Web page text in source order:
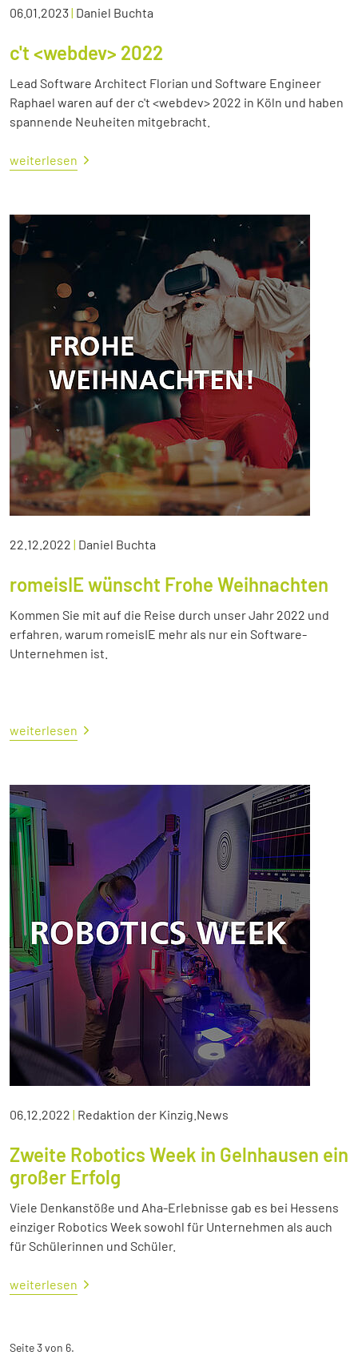
06.01.2023| Daniel Buchta
c't <webdev> 2022
Lead Software Architect Florian und Software Engineer
Raphael waren auf der c't <webdev> 2022 in Köln und haben
spannende Neuheiten mitgebracht.
weiterlesen
22.12.2022 | Daniel Buchta
romeisIE wünscht Frohe Weihnachten
Kommen Sie mit auf die Reise durch unser Jahr 2022 und
erfahren, warum romeisIE mehr als nur ein Software-
Unternehmen ist.
weiterlesen
06.12.2022 | Redaktion der Kinzig.News
Zweite Robotics Week in Gelnhausen ein
großer Erfolg
Viele Denkanstöße und Aha-Erlebnisse gab es bei Hessens
einziger Robotics Week sowohl für Unternehmen als auch
für Schülerinnen und Schüler.
weiterlesen
Seite 3 von 6.